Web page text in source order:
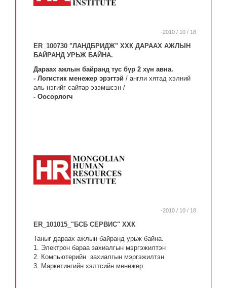
-2010 / 10 / 18
ER_100730 "ЛАНДБРИДЖ" ХХК ДАРААХ АЖЛЫН
БАЙРАНД УРЬЖ БАЙНА.
Дараах ажлын байранд тус бүр 2 хүн авна.
- Логистик менежер эрэгтэй / англи хятад хэлний
аль нэгийг сайтар эзэмшсэн /
- Оосорлогч
-2010 / 10 / 18
ER_101015_"БСБ СЕРВИС" ХХК
Таныг дараах ажлын байранд урьж байна.
1. Электрон бараа захиалгын мэргэжилтэн
2. Компьютерийн захиалгын мэргэжилтэн
3. Маркетингийн хэлтсийн менежер